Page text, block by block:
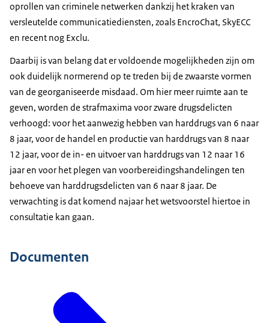
oprollen van criminele netwerken dankzij het kraken van
versleutelde communicatiediensten, zoals EncroChat, SkyECC
en recent nog Exclu.
Daarbij is van belang dat er voldoende mogelijkheden zijn om
ook duidelijk normerend op te treden bij de zwaarste vormen
van de georganiseerde misdaad. Om hier meer ruimte aan te
geven, worden de strafmaxima voor zware drugsdelicten
verhoogd: voor het aanwezig hebben van harddrugs van 6 naar
8 jaar, voor de handel en productie van harddrugs van 8 naar
12 jaar, voor de in- en uitvoer van harddrugs van 12 naar 16
jaar en voor het plegen van voorbereidingshandelingen ten
behoeve van harddrugsdelicten van 6 naar 8 jaar. De
verwachting is dat komend najaar het wetsvoorstel hiertoe in
consultatie kan gaan.
Documenten